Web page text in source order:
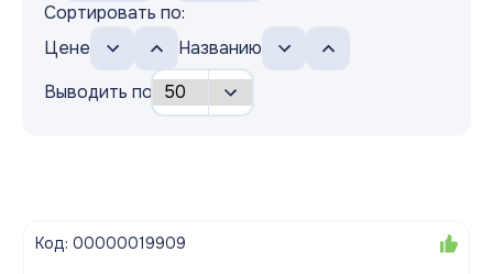
Сортировать по:
Цене
Названию
Выводить по
Код: 00000019909